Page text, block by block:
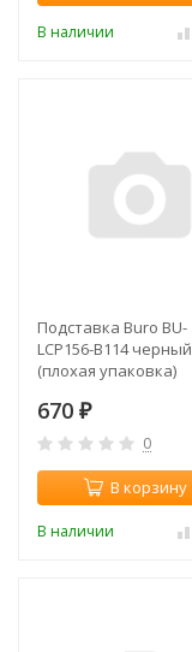
В наличии
Подставка Buro BU-
LCP156-B114 черный
(плохая упаковка)
670 ₽
0
В корзину
В наличии